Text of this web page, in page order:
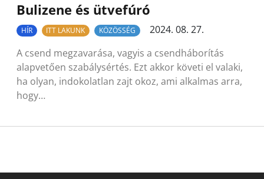
Bulizene és ütvefúró
HÍR ITT LAKUNK KÖZÖSSÉG
2024. 08. 27.
A csend megzavarása, vagyis a csendháborítás
alapvetően szabálysértés. Ezt akkor követi el valaki,
ha olyan, indokolatlan zajt okoz, ami alkalmas arra,
hogy…